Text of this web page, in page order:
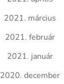
2021. március
2021. február
2021. január
2020. december